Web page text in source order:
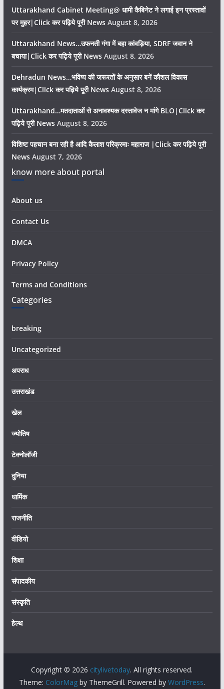
Uttarakhand Cabinet Meeting@ धामी कैबिनेट ने लगाई इन प्रस्तावों
पर मुहर|Click कर पढ़िये पूरी News August 8, 2026
Uttarakhand News…उफनती गंगा में बहा कांवड़िया, SDRF जवान ने
बचाया|Click कर पढ़िये पूरी News August 8, 2026
Dehradun News…भविष्य की जरूरतों के अनुसार बनें कौशल विकास
कार्यक्रम|Click कर पढ़िये पूरी News August 8, 2026
Uttarakhand…मतदाताओं से अनावश्यक दस्तावेज न मांगे BLO|Click कर
पढ़िये पूरी News August 8, 2026
विशिष्ट पहचान बना रही है आदि कैलाश परिक्रमाः महाराज |Click कर पढ़िये पूरी
News August 7, 2026
know more about portal
About us
Contact Us
DMCA
Privacy Policy
Terms and Conditions
Categories
breaking
Uncategorized
अपराध
उत्तराखंड
खेल
ज्योतिष
टेक्नोलॉजी
दुनिया
धार्मिक
राजनीति
वीडियो
शिक्षा
संपादकीय
संस्कृति
हेल्थ
Copyright © 2026 citylivetoday. All rights reserved.
Theme: ColorMagby ThemeGrill. Powered by WordPress.